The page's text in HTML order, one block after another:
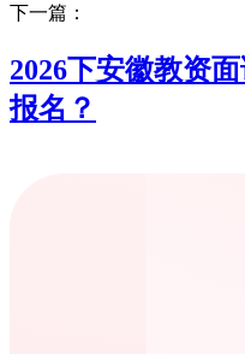
下一篇：
2026下安徽教资
报名？